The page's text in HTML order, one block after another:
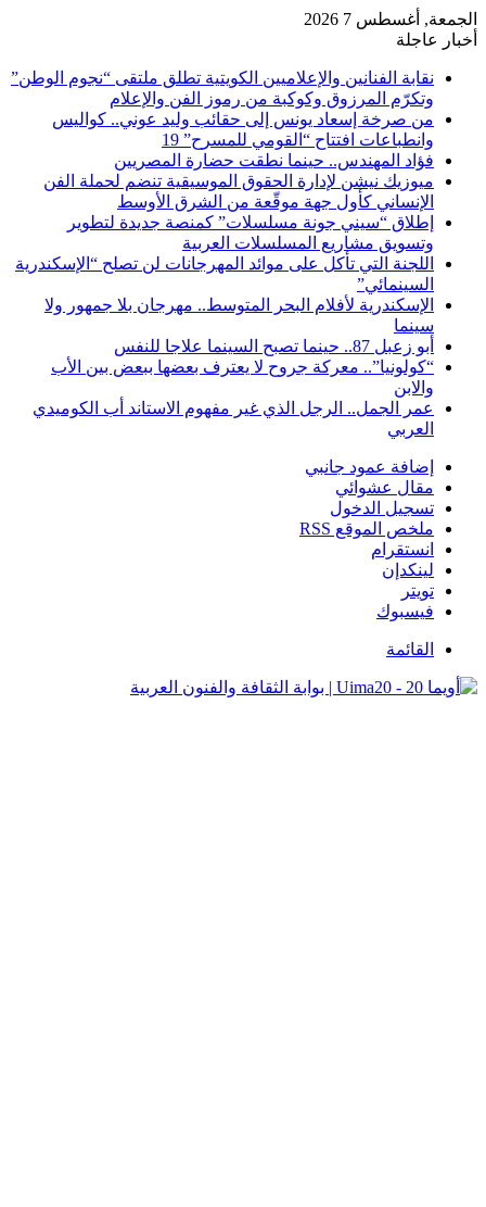
الجمعة, أغسطس 7 2026
أخبار عاجلة
نقابة الفنانين والإعلاميين الكويتية تطلق ملتقى “نجوم الوطن”
وتكرّم المرزوق وكوكبة من رموز الفن والإعلام
من صرخة إسعاد يونس إلى حقائب وليد عوني.. كواليس
وانطباعات افتتاح “القومي للمسرح” 19
فؤاد المهندس.. حينما نطقت حضارة المصريين
ميوزيك نيشن لإدارة الحقوق الموسيقية تنضم لحملة الفن
الإنساني كأول جهة موقّعة من الشرق الأوسط
إطلاق “سيني جونة مسلسلات” كمنصة جديدة لتطوير
وتسويق مشاريع المسلسلات العربية
اللجنة التي تأكل على موائد المهرجانات لن تصلح “الإسكندرية
السينمائي”
الإسكندرية لأفلام البحر المتوسط.. مهرجان بلا جمهور ولا
سينما
أبو زعبل 87.. حينما تصبح السينما علاجا للنفس
“كولونيا”.. معركة جروح لا يعترف بعضها ببعض بين الأب
والابن
عمر الجمل.. الرجل الذي غير مفهوم الاستاند أب الكوميدي
العربي
إضافة عمود جانبي
مقال عشوائي
تسجيل الدخول
ملخص الموقع RSS
انستقرام
لينكدإن
تويتر
فيسبوك
القائمة